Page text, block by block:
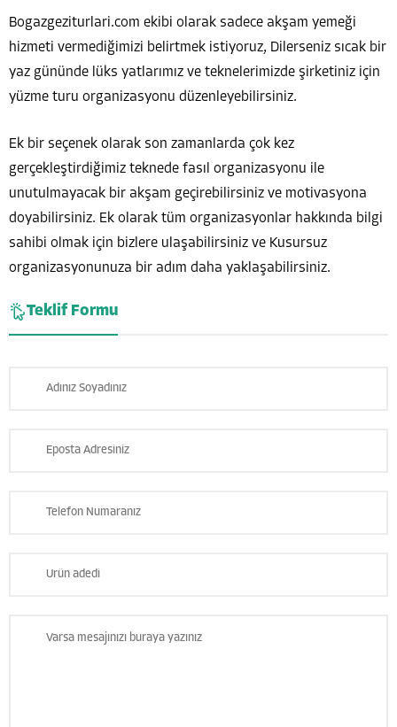
Bogazgeziturlari.com ekibi olarak sadece akşam yemeği
hizmeti vermediğimizi belirtmek istiyoruz, Dilerseniz sıcak bir
yaz gününde lüks yatlarımız ve teknelerimizde şirketiniz için
yüzme turu organizasyonu düzenleyebilirsiniz.
Ek bir seçenek olarak son zamanlarda çok kez
gerçekleştirdiğimiz teknede fasıl organizasyonu ile
unutulmayacak bir akşam geçirebilirsiniz ve motivasyona
doyabilirsiniz. Ek olarak tüm organizasyonlar hakkında bilgi
sahibi olmak için bizlere ulaşabilirsiniz ve Kusursuz
organizasyonunuza bir adım daha yaklaşabilirsiniz.
Teklif Formu